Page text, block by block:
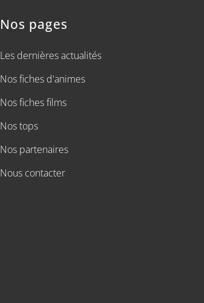
Nos pages
Les dernières actualités
Nos fiches d'animes
Nos fiches films
Nos tops
Nos partenaires
Nous contacter